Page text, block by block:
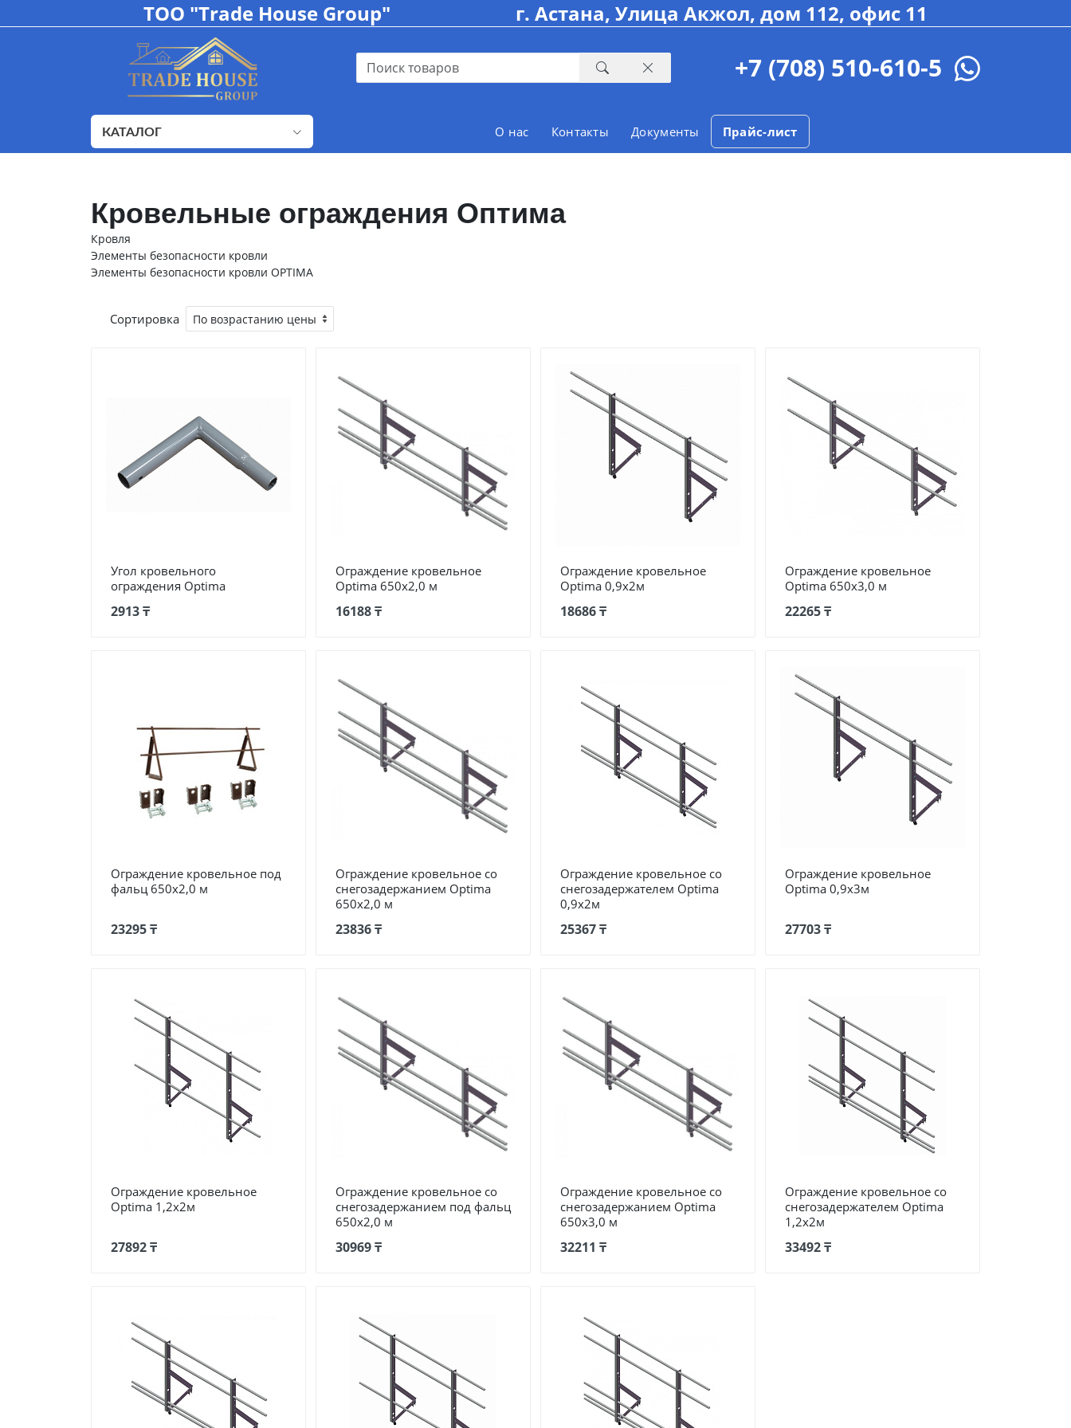
ТОО "Trade House Group" г. Астана, Улица Акжол, дом 112, офис 11
+7 (708) 510-610-5
КАТАЛОГ О нас Контакты Документы Прайс-лист
Кровельные ограждения Оптима
Кровля
Элементы безопасности кровли
Элементы безопасности кровли OPTIMA
Сортировка
Угол кровельного
ограждения Optima
2913 ₸
Ограждение кровельное
Optima 650х2,0 м
16188 ₸
Ограждение кровельное
Optima 0,9х2м
18686 ₸
Ограждение кровельное
Optima 650х3,0 м
22265 ₸
Ограждение кровельное под
фальц 650х2,0 м
23295 ₸
Ограждение кровельное со
снегозадержанием Optima
650х2,0 м
23836 ₸
Ограждение кровельное со
снегозадержателем Optima
0,9х2м
25367 ₸
Ограждение кровельное
Optima 0,9х3м
27703 ₸
Ограждение кровельное
Optima 1,2х2м
27892 ₸
Ограждение кровельное со
снегозадержанием под фальц
650х2,0 м
30969 ₸
Ограждение кровельное со
снегозадержанием Optima
650х3,0 м
32211 ₸
Ограждение кровельное со
снегозадержателем Optima
1,2х2м
33492 ₸